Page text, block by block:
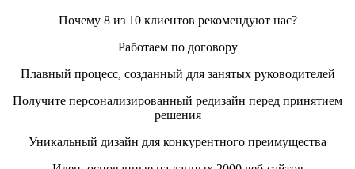
SEO-оптимизация — сайт сразу создаётся с учётом
требований поисковых систем;
Поддержка и развитие— обновления, улучшение
функционала, консультации;
Прозрачные сроки и стоимость
— фиксированные
этапы и отчётность по каждому шагу.
Почему 8 из 10 клиентов рекомендуют нас?
Работаем по договору
Плавный процесс, созданный для занятых руководителей
Получите персонализированный редизайн перед принятием
решения
Уникальный дизайн для конкурентного преимущества